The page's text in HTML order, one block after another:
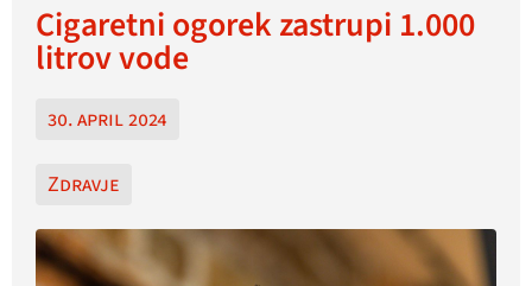
Cigaretni ogorek zastrupi 1.000
litrov vode
30. april 2024
Zdravje